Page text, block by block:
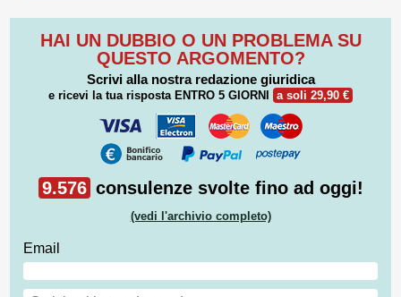
HAI UN DUBBIO O UN PROBLEMA SU
QUESTO ARGOMENTO?
Scrivi alla nostra redazione giuridica
e ricevi la tua risposta ENTRO 5 GIORNI a soli 29,90 €
9.576 consulenze svolte fino ad oggi!
(vedi l'archivio completo)
Email